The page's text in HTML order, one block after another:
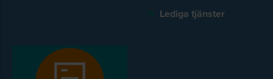
Lediga tjänster